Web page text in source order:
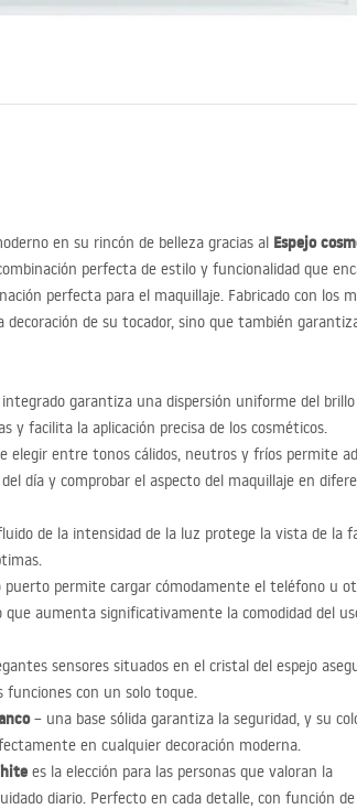
en su rincón de belleza gracias al Espejo
perfecta de estilo y funcionalidad que
perfecta para el maquillaje. Fabricado con los
decoración de su tocador, sino que también
garantiza una dispersión uniforme del
y facilita la aplicación precisa de los cosméticos.
elegir entre tonos cálidos, neutros y fríos permite
día y comprobar el aspecto del maquillaje en
de la intensidad de la luz protege la vista de la
permite cargar cómodamente el teléfono u
que aumenta significativamente la comodidad del
sensores situados en el cristal del espejo
funciones con un solo toque.
– una base sólida garantiza la seguridad, y su
en cualquier decoración moderna.
es la elección para las personas que valoran la
diario. Perfecto en cada detalle, con función